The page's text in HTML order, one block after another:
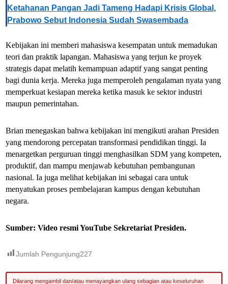
Ketahanan Pangan Jadi Tameng Hadapi Krisis Global,
Prabowo Sebut Indonesia Sudah Swasembada
Kebijakan ini memberi mahasiswa kesempatan untuk memadukan
teori dan praktik lapangan. Mahasiswa yang terjun ke proyek
strategis dapat melatih kemampuan adaptif yang sangat penting
bagi dunia kerja. Mereka juga memperoleh pengalaman nyata yang
memperkuat kesiapan mereka ketika masuk ke sektor industri
maupun pemerintahan.
Brian menegaskan bahwa kebijakan ini mengikuti arahan Presiden
yang mendorong percepatan transformasi pendidikan tinggi. Ia
menargetkan perguruan tinggi menghasilkan SDM yang kompeten,
produktif, dan mampu menjawab kebutuhan pembangunan
nasional. Ia juga melihat kebijakan ini sebagai cara untuk
menyatukan proses pembelajaran kampus dengan kebutuhan
negara.
Sumber: Video resmi YouTube Sekretariat Presiden.
Jumlah Pengunjung227